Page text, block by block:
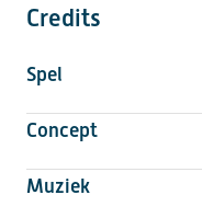
Credits
Spel
Concept
Muziek